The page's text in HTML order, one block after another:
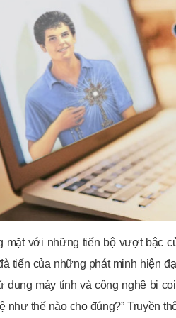
mặt với những tiến bộ vượt bậc
tiến của những phát minh hiện
dụng máy tính và công nghệ bị
như thế nào cho đúng?” Truyền